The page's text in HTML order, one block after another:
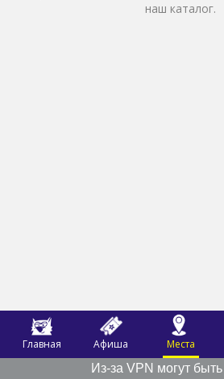
Главная Афиша Места
Из-за VPN могут
наш каталог.